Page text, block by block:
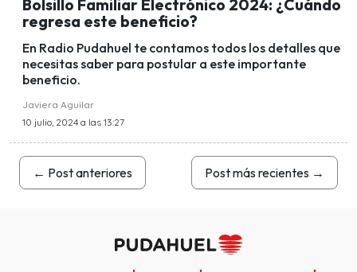
Bolsillo Familiar Electrónico 2024: ¿Cuándo
regresa este beneficio?
En Radio Pudahuel te contamos todos los detalles que
necesitas saber para postular a este importante
beneficio.
Javiera Aguilar
10 julio, 2024 a las 13:27
← Post anteriores Post más recientes →